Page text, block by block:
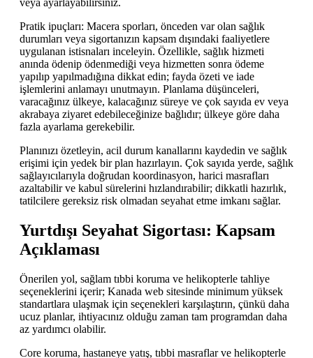
Pratik ipuçları: Macera sporları, önceden var olan sağlık
durumları veya sigortanızın kapsam dışındaki faaliyetlere
uygulanan istisnaları inceleyin. Özellikle, sağlık hizmeti
anında ödenip ödenmediği veya hizmetten sonra ödeme
yapılıp yapılmadığına dikkat edin; fayda özeti ve iade
işlemlerini anlamayı unutmayın. Planlama düşünceleri,
varacağınız ülkeye, kalacağınız süreye ve çok sayıda ev veya
akrabaya ziyaret edebileceğinize bağlıdır; ülkeye göre daha
fazla ayarlama gerekebilir.
Planınızı özetleyin, acil durum kanallarını kaydedin ve sağlık
erişimi için yedek bir plan hazırlayın. Çok sayıda yerde, sağlık
sağlayıcılarıyla doğrudan koordinasyon, harici masrafları
azaltabilir ve kabul sürelerini hızlandırabilir; dikkatli hazırlık,
tatilcilere gereksiz risk olmadan seyahat etme imkanı sağlar.
Yurtdışı Seyahat Sigortası: Kapsam
Açıklaması
Önerilen yol, sağlam tıbbi koruma ve helikopterle tahliye
seçeneklerini içerir; Kanada web sitesinde minimum yüksek
standartlara ulaşmak için seçenekleri karşılaştırın, çünkü daha
ucuz planlar, ihtiyacınız olduğu zaman tam programdan daha
az yardımcı olabilir.
Core koruma, hastaneye yatış, tıbbi masraflar ve helikopterle